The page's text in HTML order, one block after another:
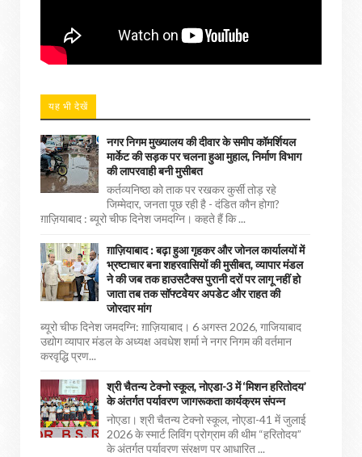
यह भी देखें
नगर निगम मुख्यालय की दीवार के समीप कॉमर्शियल
मार्केट की सड़क पर चलना हुआ मुहाल, निर्माण विभाग
की लापरवाही बनी मुसीबत
कर्तव्यनिष्ठा को ताक पर रखकर कुर्सी तोड़ रहे
जिम्मेदार, जनता पूछ रही है - दंडित कौन होगा?
ग़ाज़ियाबाद : ब्यूरो चीफ दिनेश जमदग्नि। कहते हैं कि ...
ग़ाज़ियाबाद : बढ़ा हुआ गृहकर और जोनल कार्यालयों में
भ्रष्टाचार बना शहरवासियों की मुसीबत, व्यापार मंडल
ने की जब तक हाउसटैक्स पुरानी दरों पर लागू नहीं हो
जाता तब तक सॉफ्टवेयर अपडेट और राहत की
जोरदार मांग
ब्यूरो चीफ दिनेश जमदग्नि: ग़ाज़ियाबाद। 6 अगस्त 2026, गाजियाबाद
उद्योग व्यापार मंडल के अध्यक्ष अवधेश शर्मा ने नगर निगम की वर्तमान
करवृद्धि प्रण...
श्री चैतन्य टेक्नो स्कूल, नोएडा-3 में ‘मिशन हरितोदय’
के अंतर्गत पर्यावरण जागरूकता कार्यक्रम संपन्न
नोएडा। श्री चैतन्य टेक्नो स्कूल, नोएडा-41 में जुलाई
2026 के स्मार्ट लिविंग प्रोग्राम की थीम “हरितोदय”
के अंतर्गत पर्यावरण संरक्षण पर आधारित ...